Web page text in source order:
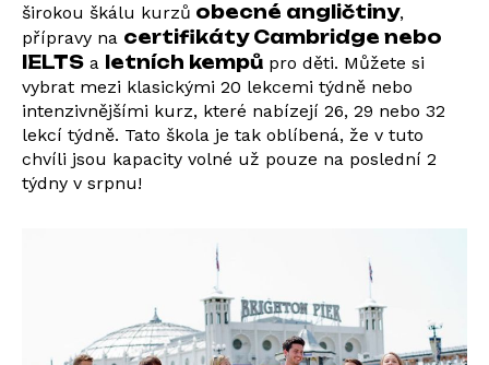
širokou škálu kurzů obecné angličtiny,
přípravy na certifikáty Cambridge nebo
IELTS a letních kempů pro děti. Můžete si
vybrat mezi klasickými 20 lekcemi týdně nebo
intenzivnějšími kurz, které nabízejí 26, 29 nebo 32
lekcí týdně. Tato škola je tak oblíbená, že v tuto
chvíli jsou kapacity volné už pouze na poslední 2
týdny v srpnu!